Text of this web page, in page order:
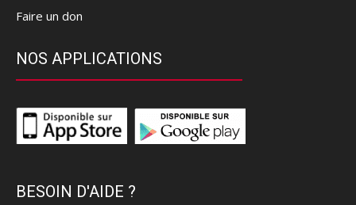
Faire un don
NOS APPLICATIONS
BESOIN D'AIDE ?